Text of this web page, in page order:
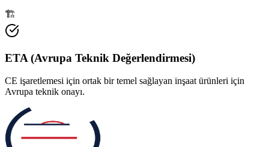
🏗️
ETA (Avrupa Teknik Değerlendirmesi)
CE işaretlemesi için ortak bir temel sağlayan inşaat ürünleri için
Avrupa teknik onayı.